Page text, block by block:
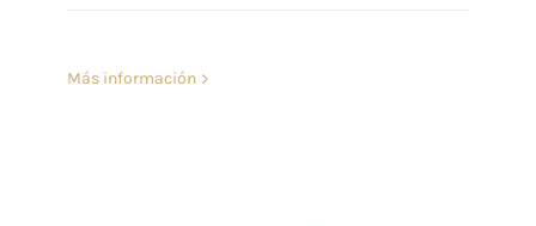
Más información